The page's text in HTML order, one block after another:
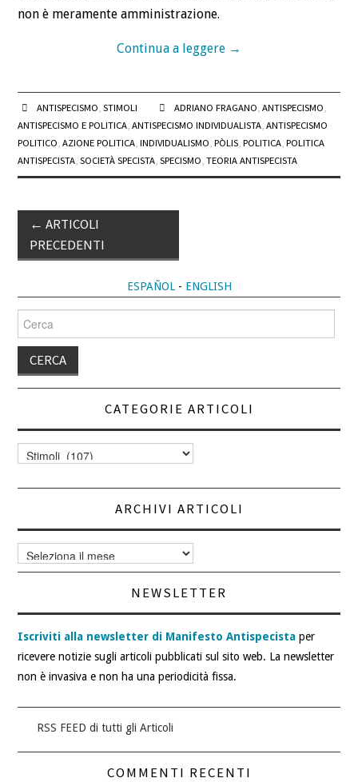
non è meramente amministrazione.
Continua a leggere →
ANTISPECISMO, STIMOLI ADRIANO FRAGANO, ANTISPECISMO,
ANTISPECISMO E POLITICA,ANTISPECISMO INDIVIDUALISTA,ANTISPECISMO
POLITICO,AZIONE POLITICA,INDIVIDUALISMO,PÒLIS,POLITICA,POLITICA
ANTISPECISTA,SOCIETÀ SPECISTA,SPECISMO,TEORIA ANTISPECISTA
Post
navigation
← ARTICOLI
PRECEDENTI
ESPAÑOL- ENGLISH
per:
CATEGORIE ARTICOLI
Categorie
articoli
ARCHIVI ARTICOLI
Archivi
articoli
NEWSLETTER
Iscriviti alla newsletter di Manifesto Antispecista per
ricevere notizie sugli articoli pubblicati sul sito web. La newsletter
non è invasiva e non ha una periodicità fissa.
RSS FEED di tutti gli Articoli
COMMENTI RECENTI